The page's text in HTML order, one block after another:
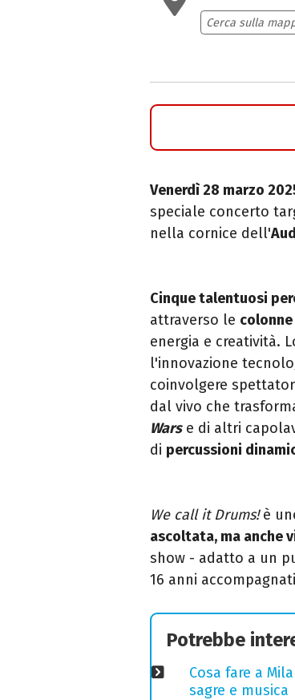
Cerca sulla
Venerdì 28 marzo
speciale concerto
nella cornice dell'
Cinque talentuosi
attraverso le
energia e creatività.
l'innovazione
coinvolgere
dal vivo che
Warse di altri
di percussioni
We call it Drums!è
ascoltata, ma anche
show - adatto a un
16 anni
Potrebbe
Cosa fare a
sagre e musica